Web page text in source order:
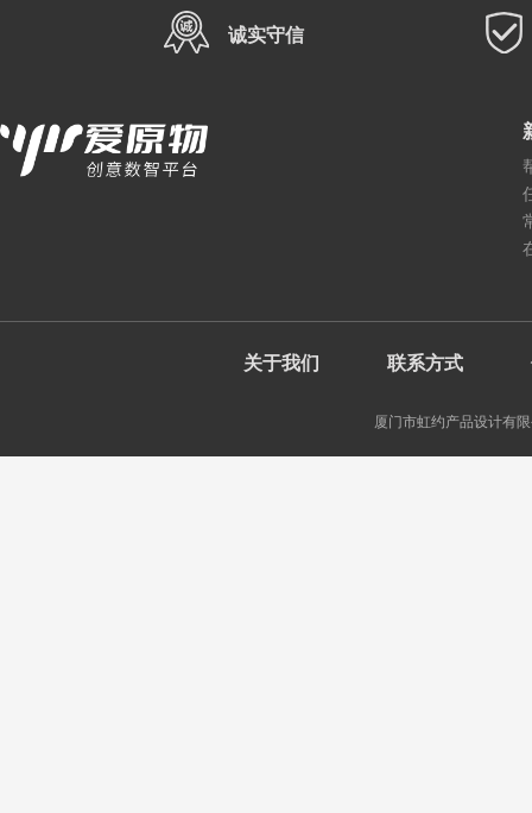
诚实守信
关于我们 联系方式
厦门市虹约产品设计有